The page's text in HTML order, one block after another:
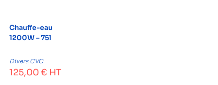
Chauffe-eau
1200W – 75l
Divers CVC
125,00 € HT